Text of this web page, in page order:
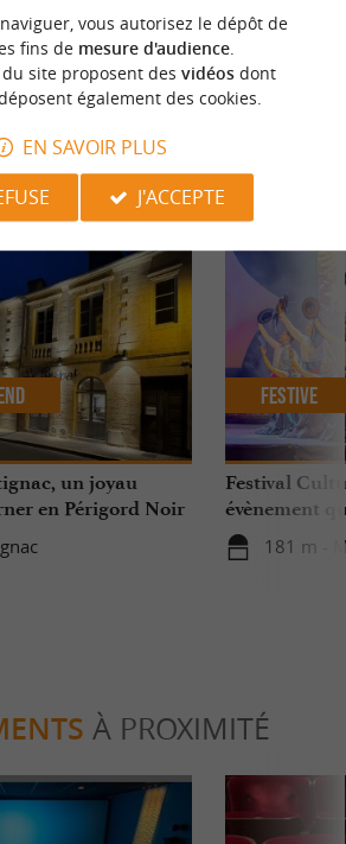
NC-ND 4.0
TESTÉPOUR VOUS
un joyau
en Périgord Noir
Festival
évènement
l’humanité
181 m -
Festive
À PROXIMITÉ
vous autorisez le dépôt de
fins de mesure d'audience.
site proposent des vidéosdont
également des cookies.
EN SAVOIR PLUS
J'ACCEPTE